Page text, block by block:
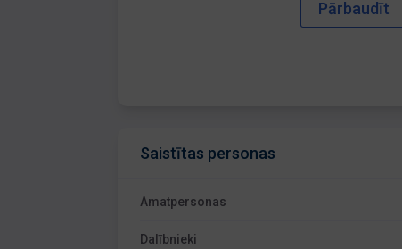
Pārbaudīt
Saistītas personas
Amatpersonas
Dalībnieki